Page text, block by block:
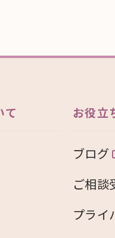
て お役立
ブログ
ご相談
プライ